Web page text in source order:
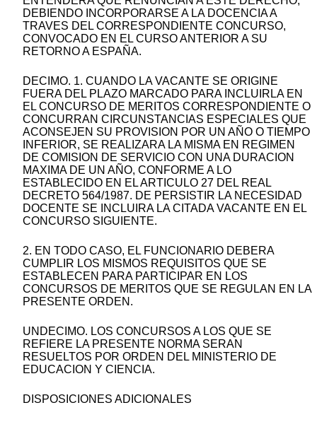
DEBIENDO INCORPORARSE A LA DOCENCIA A
TRAVES DEL CORRESPONDIENTE CONCURSO,
CONVOCADO EN EL CURSO ANTERIOR A SU
RETORNO A ESPAÑA.
DECIMO. 1. CUANDO LA VACANTE SE ORIGINE
FUERA DEL PLAZO MARCADO PARA INCLUIRLA EN
EL CONCURSO DE MERITOS CORRESPONDIENTE O
CONCURRAN CIRCUNSTANCIAS ESPECIALES QUE
ACONSEJEN SU PROVISION POR UN AÑO O TIEMPO
INFERIOR, SE REALIZARA LA MISMA EN REGIMEN
DE COMISION DE SERVICIO CON UNA DURACION
MAXIMA DE UN AÑO, CONFORME A LO
ESTABLECIDO EN EL ARTICULO 27 DEL REAL
DECRETO 564/1987. DE PERSISTIR LA NECESIDAD
DOCENTE SE INCLUIRA LA CITADA VACANTE EN EL
CONCURSO SIGUIENTE.
2. EN TODO CASO, EL FUNCIONARIO DEBERA
CUMPLIR LOS MISMOS REQUISITOS QUE SE
ESTABLECEN PARA PARTICIPAR EN LOS
CONCURSOS DE MERITOS QUE SE REGULAN EN LA
PRESENTE ORDEN.
UNDECIMO. LOS CONCURSOS A LOS QUE SE
REFIERE LA PRESENTE NORMA SERAN
RESUELTOS POR ORDEN DEL MINISTERIO DE
EDUCACION Y CIENCIA.
DISPOSICIONES ADICIONALES